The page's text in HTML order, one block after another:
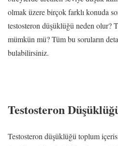
olmak üzere birçok farklı konuda
testosteron düşüklüğü neden olur?
mümkün mü? Tüm bu soruların
bulabilirsiniz.
Testosteron
Testosteron düşüklüğü toplum